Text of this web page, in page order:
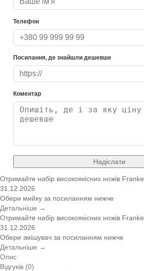
Телефон
Посилання, де знайшли дешевше
Коментар
Надіслати
Отримайте набір високоякісних ножів Franke
31.12.2026
Обери мийку за посиланням нижче
Детальніше →
Отримайте набір високоякісних ножів Franke
31.12.2026
Обери змішувач за посиланням нижче
Детальніше →
Опис
Відгуків (0)